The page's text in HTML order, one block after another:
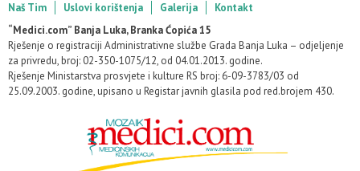
Naš Tim Uslovi korištenja Galerija
Kontakt
“Medici.com” Banja Luka, Branka Ćopića 15
Rješenje o registraciji Administrativne službe Grada Banja Luka – odjeljenje
za privredu, broj: 02-350-1075/12, od 04.01.2013. godine.
Rješenje Ministarstva prosvjete i kulture RS broj: 6-09-3783/03 od
25.09.2003. godine, upisano u Registar javnih glasila pod red.brojem 430.